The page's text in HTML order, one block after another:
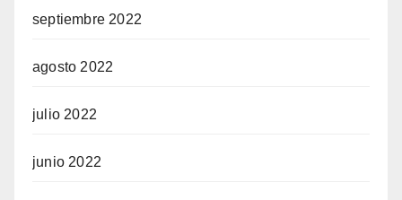
septiembre 2022
agosto 2022
julio 2022
junio 2022